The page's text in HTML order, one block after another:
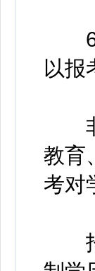
6.
以报
非
教育
考对
招